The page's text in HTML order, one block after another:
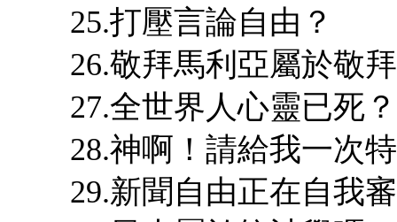
25.打壓言論自由？
26.敬拜馬利亞屬於敬
27.全世界人心靈已死？
28.神啊！請給我一次
29.新聞自由正在自我